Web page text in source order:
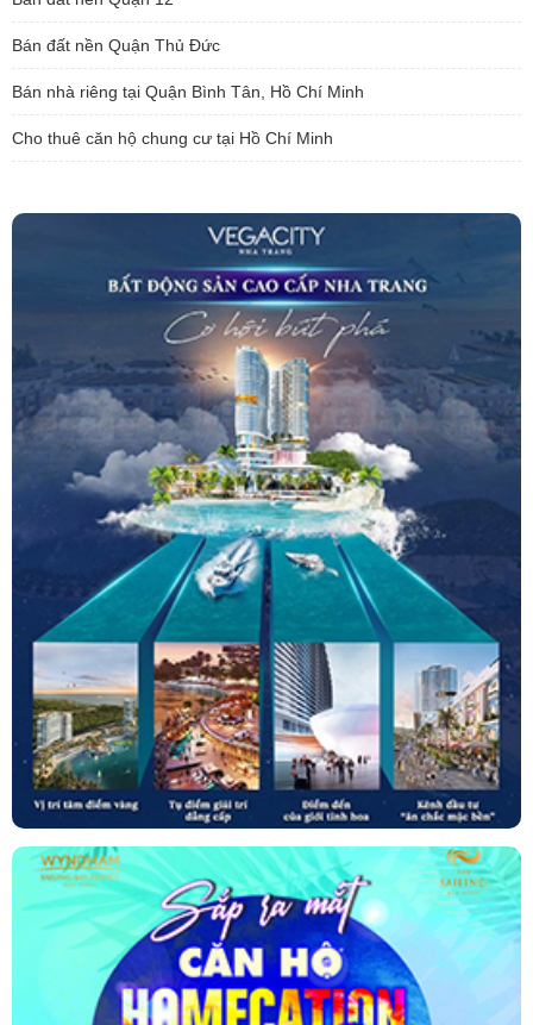
Bán đất nền Quận Thủ Đức
Bán nhà riêng tại Quận Bình Tân, Hồ Chí Minh
Cho thuê căn hộ chung cư tại Hồ Chí Minh